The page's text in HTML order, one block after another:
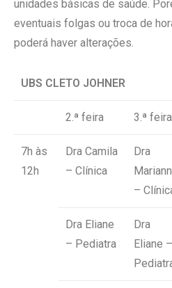
unidades básicas de saúde.
eventuais folgas ou troca de
poderá haver alterações.
UBS CLETO JOHNER
2.ª feira 3.ª feira
7h às
12h
Dra Camila
– Clínica
Dra
–
Dra Eliane
– Pediatra
Dra
Eliane –